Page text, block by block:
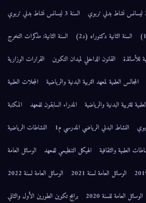
السنة 3 ليسانس نشاط بدني تربوي
السنة الثانية دكتوراه (د2)
السنة الثانية: مذكرات التخرج
للأساتذة
القانون الداخلي لميدان التكوين
القرارات الوزارية
المجالس العلمية لمعهد التربية البدنية والرياضية
المجلات العلمية
للتربية البدنية والرياضية
المدراء السابقون للمعهد
المكتبة
النشاط البدني الرياضي المدرسي م1
النشاطات الرياضية
العلمية والثقافية
الهيكل التنظيمي للمعهد
الوسائل العامة
الوسائل العامة لسنة 2021
الوسائل العامة لسنة 2022
الوسائل العامة للسنة 2020
برامج تكوين الطورين الأول والثاني